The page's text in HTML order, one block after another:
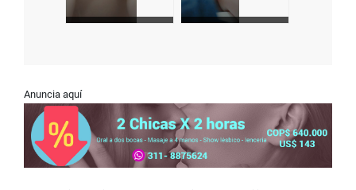
Anuncia aquí